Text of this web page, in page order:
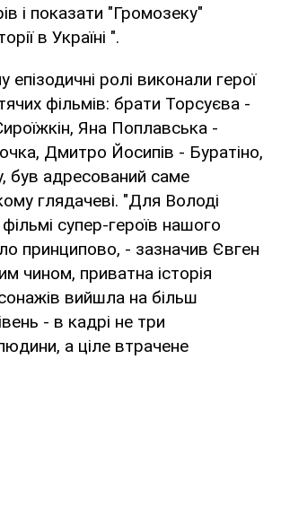
і показати "Громозеку"
в Україні ".
епізодичні ролі виконали герої
фільмів: брати Торсуєва -
Яна Поплавська -
Дмитро Йосипів - Буратіно,
був адресований саме
глядачеві. "Для Володі
супер-героїв нашого
принципово, - зазначив Євген
чином, приватна історія
вийшла на більш
- в кадрі не три
а ціле втрачене